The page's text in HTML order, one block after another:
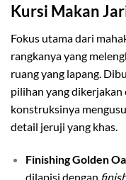
Kursi Makan
Fokus utama dari
rangkanya yang
ruang yang lapang.
pilihan yang
konstruksinya
detail jeruji yang khas.
Finishing Golden
dilapisi dengan